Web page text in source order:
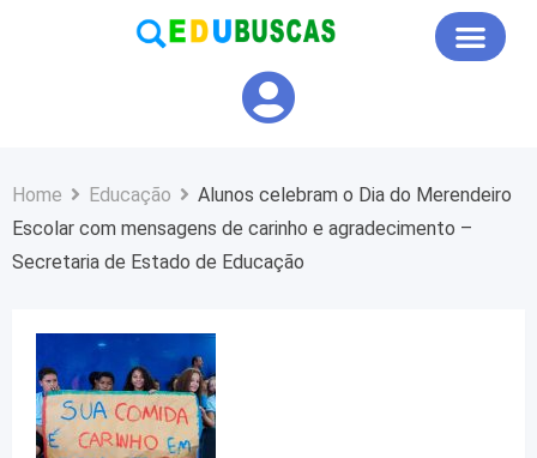
Home Educação
Alunos celebram o Dia do Merendeiro
Escolar com mensagens de carinho e agradecimento –
Secretaria de Estado de Educação